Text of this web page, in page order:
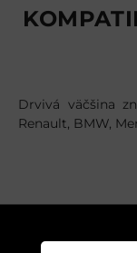
Drvivá väčšina
Renault, BMW,